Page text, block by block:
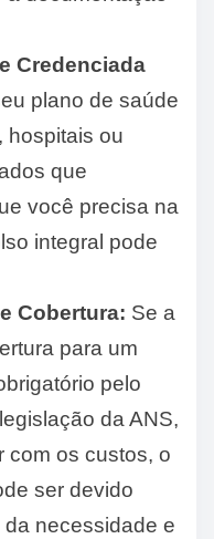
Credenciada
plano de saúde
hospitais ou
que
você precisa na
integral pode
Cobertura: Se a
para um
pelo
da ANS,
com os custos, o
ser devido
necessidade e